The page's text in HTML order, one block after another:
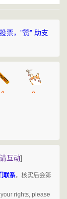
票，"赞" 助支
^ ^
互动]
联系，核实后会第
rights, please